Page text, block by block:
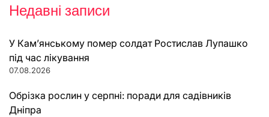
Недавні записи
У Кам’янському помер солдат Ростислав Лупашко
під час лікування
07.08.2026
Обрізка рослин у серпні: поради для садівників
Дніпра